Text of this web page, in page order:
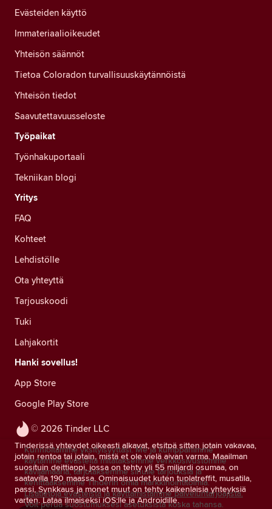
© 2026 Tinder LLC
Tinderissä yhteydet oikeasti alkavat, etsitpä sitten jotain vakavaa,
jotain rentoa tai jotain, mistä et ole vielä aivan varma. Maailman
suosituin deittiappi, jossa on tehty yli 55 miljardi osumaa, on
saatavilla 190 maassa. Ominaisuudet kuten tuplatreffit, musatila,
passi, Synkkaus ja monet muut on tehty kaikenlaisia yhteyksiä
varten. Lataa ilmaiseksi iOS:lle ja Androidille.
Evästeiden käyttö
Immateriaalioikeudet
Yhteisön säännöt
Tietoa Coloradon turvallisuuskäytännöistä
Yhteisön tiedot
Saavutettavuusseloste
Työpaikat
Työnhakuportaali
Tekniikan blogi
Yritys
FAQ
Kohteet
Lehdistölle
Ota yhteyttä
Tarjouskoodi
Tuki
Lahjakortit
Hanki sovellus!
App Store
Google Play Store
Kunnioitamme yksityisyyttäsi. Me ja kumppanimme
käytämme evästeitä mitataksemme verkkosivustomme
kävijämääriä, tarjotaksemme sinulle tarjouksia ja
kehittääksemme Tinderin omia markkinointitoimia.
Lisätietoja evästeistä ja käyttämistämme palveluntarjoajista.
Voit perua suostumuksesi asetuksista koska tahansa.